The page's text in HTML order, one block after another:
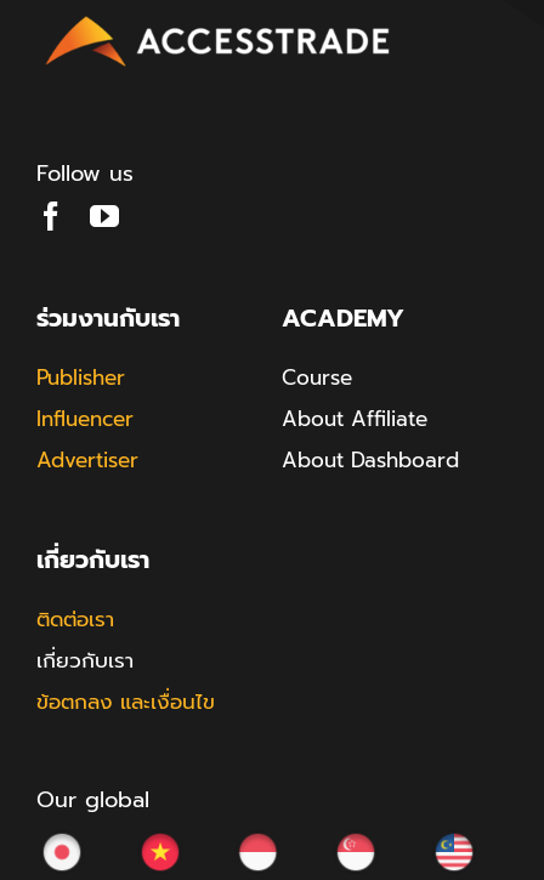
Follow us
ร่วมงานกับเรา
Publisher
Influencer
Advertiser
ACADEMY
Course
About Affiliate
About Dashboard
เกี่ยวกับเรา
ติดต่อเรา
เกี่ยวกับเรา
ข้อตกลง และเงื่อนไข
Our global